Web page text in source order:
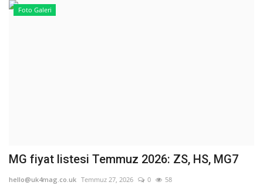
Foto Galeri
MG fiyat listesi Temmuz 2026: ZS, HS, MG7
hello@uk4mag.co.uk Temmuz 27, 2026 0 58